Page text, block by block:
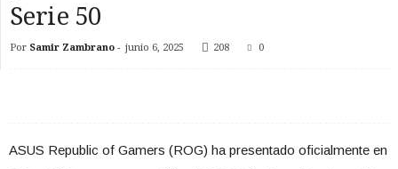
Serie 50
Por Samir Zambrano - junio 6, 2025 208 0
ASUS Republic of Gamers (ROG) ha presentado oficialmente en